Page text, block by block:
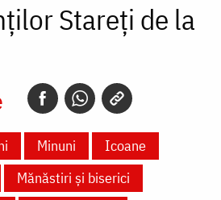
Stareți de la
Minuni
Icoane
Mănăstiri și biserici